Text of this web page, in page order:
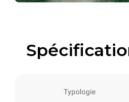
Typologie